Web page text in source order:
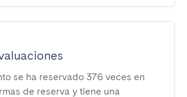
se ha reservado 376 veces en
de reserva y tiene una